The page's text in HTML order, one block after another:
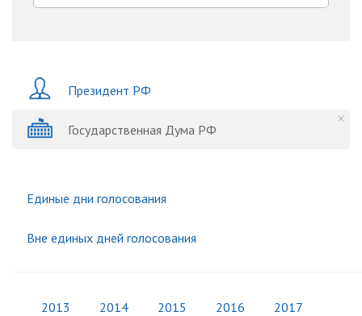
Президент РФ
Государственная Дума РФ
Единые дни голосования
Вне единых дней голосования
2013 2014 2015 2016 2017